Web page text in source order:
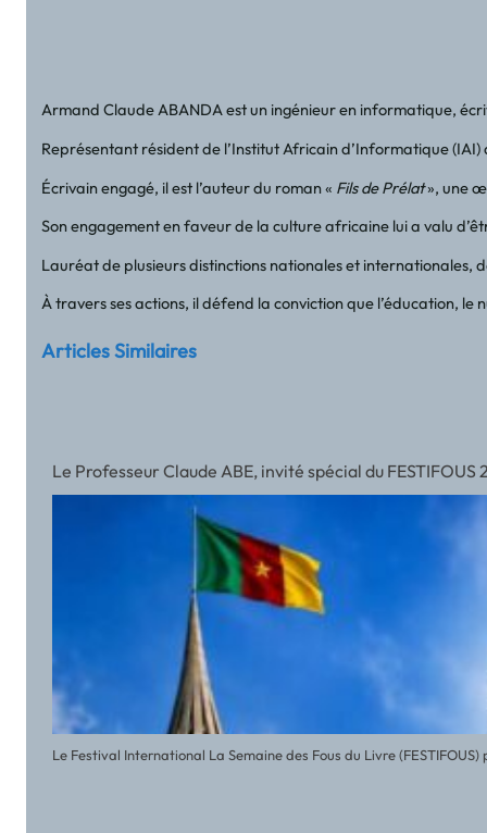
Armand Claude ABANDA est un ingénieur en informatique,
Représentant résident de l’Institut Africain d’Informatique
Écrivain engagé, il est l’auteur du roman « Fils de Prélat», une
Son engagement en faveur de la culture africaine lui a valu
Lauréat de plusieurs distinctions nationales et internationales,
À travers ses actions, il défend la conviction que l’éducation,
Articles Similaires
Le Professeur Claude ABE, invité spécial du FESTIFOUS
Le Festival International La Semaine des Fous du Livre